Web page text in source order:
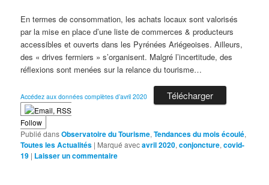
En termes de consommation, les achats locaux sont valorisés
par la mise en place d’une liste de commerces & producteurs
accessibles et ouverts dans les Pyrénées Ariégeoises. Ailleurs,
des « drives fermiers » s’organisent. Malgré l’incertitude, des
réflexions sont menées sur la relance du tourisme…
Accédez aux données complètes d’avril 2020 Télécharger
Follow
Publié dansObservatoire du Tourisme,Tendances du mois écoulé,
Toutes les Actualités | Marqué avecavril 2020,conjoncture,covid-
19 | Laisser un commentaire